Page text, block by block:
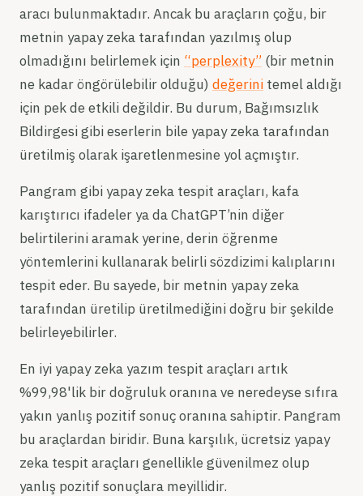
aracı bulunmaktadır. Ancak bu araçların çoğu, bir
metnin yapay zeka tarafından yazılmış olup
olmadığını belirlemek için “perplexity” (bir metnin
ne kadar öngörülebilir olduğu) değerini temel aldığı
için pek de etkili değildir. Bu durum, Bağımsızlık
Bildirgesi gibi eserlerin bile yapay zeka tarafından
üretilmiş olarak işaretlenmesine yol açmıştır.
Pangram gibi yapay zeka tespit araçları, kafa
karıştırıcı ifadeler ya da ChatGPT’nin diğer
belirtilerini aramak yerine, derin öğrenme
yöntemlerini kullanarak belirli sözdizimi kalıplarını
tespit eder. Bu sayede, bir metnin yapay zeka
tarafından üretilip üretilmediğini doğru bir şekilde
belirleyebilirler.
En iyi yapay zeka yazım tespit araçları artık
%99,98'lik bir doğruluk oranına ve neredeyse sıfıra
yakın yanlış pozitif sonuç oranına sahiptir. Pangram
bu araçlardan biridir. Buna karşılık, ücretsiz yapay
zeka tespit araçları genellikle güvenilmez olup
yanlış pozitif sonuçlara meyillidir.